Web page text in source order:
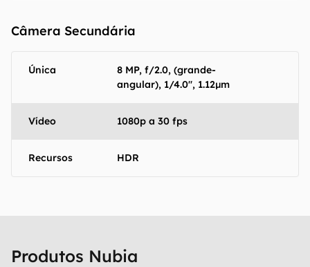
Câmera Secundária
Única
8 MP, f/2.0, (grande-
angular), 1/4.0", 1.12µm
Vídeo 1080p a 30 fps
Recursos HDR
Produtos Nubia